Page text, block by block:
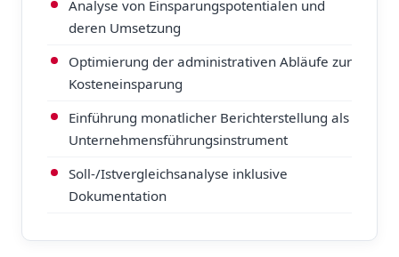
Analyse von Einsparungspotentialen und
deren Umsetzung
Optimierung der administrativen Abläufe zur
Kosteneinsparung
Einführung monatlicher Berichterstellung als
Unternehmensführungsinstrument
Soll-/Istvergleichsanalyse inklusive
Dokumentation